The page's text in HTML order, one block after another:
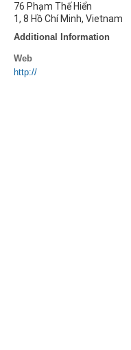
Thema
Découvrir
76 Phạm Thế Hiển
1, 8 Hồ Chí Minh, Vietnam
Additional Information
Web
http://